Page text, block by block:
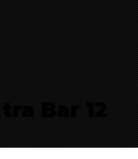
Bar 12